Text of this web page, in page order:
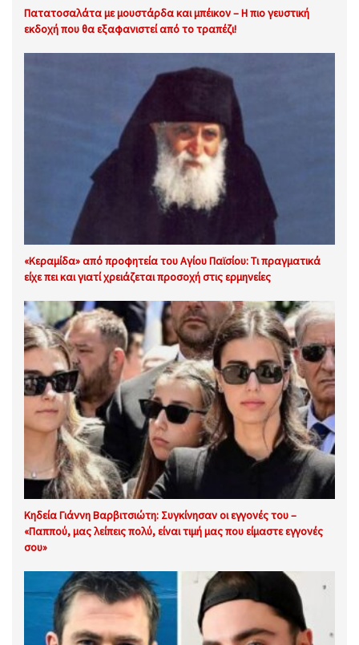
Πατατοσαλάτα με μουστάρδα και μπέικον – Η πιο γευστική
εκδοχή που θα εξαφανιστεί από το τραπέζι!
«Κεραμίδα» από προφητεία του Αγίου Παϊσίου: Τι πραγματικά
είχε πει και γιατί χρειάζεται προσοχή στις ερμηνείες
Κηδεία Γιάννη Βαρβιτσιώτη: Συγκίνησαν οι εγγονές του –
«Παππού, μας λείπεις πολύ, είναι τιμή μας που είμαστε εγγονές
σου»